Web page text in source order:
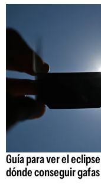
Guía para ver el
dónde conseguir